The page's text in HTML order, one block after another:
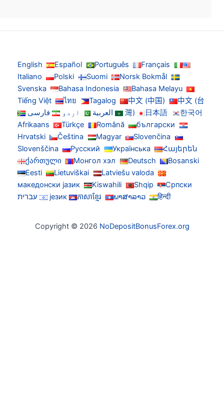
English Español Português
Français
Italiano
Polski Suomi
Norsk Bokmål
Svenska
Bahasa Indonesia
Bahasa Melayu
Tiếng Việt
ไทย Tagalog 中文 (中国)
中文 (台
灣)
日本語 한국어 العربية اردو
فارسی
Afrikaans
Türkçe Română
български
Hrvatski
Čeština Magyar
Slovenčina
Slovenščina
Русский Українська
Հայերեն
ქართული
Монгол хэл Deutsch
Bosanski
Eesti
Lietuviškai
Latviešu valoda
македонски јазик
Kiswahili Shqip
Српски
језик
ភាសាខ្មែរ ພາສາລາວ हिन्दी עברית
Copyright © 2026NoDepositBonusForex.org